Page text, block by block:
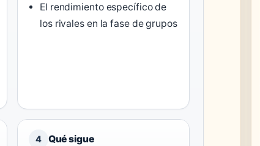
El rendimiento específico de
los rivales en la fase de grupos
4 Qué sigue